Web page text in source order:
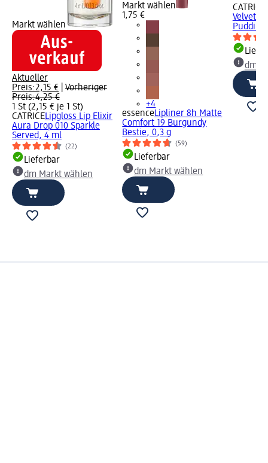
Markt wählen
Aktueller
Preis:2,15 €
Vorheriger
Preis:4,25 €
1 St (2,15 € je 1 St)
CATRICELipgloss Lip Elixir
Aura Drop 010 Sparkle
Served, 4 ml
(22)
Lieferbar
dm Markt wählen
Markt wählen
1,75 €
+4
essenceLipliner 8h Matte
Comfort 19 Burgundy
Bestie, 0,3 g
(59)
Lieferbar
dm Markt wählen
CATRICE
Velvet
dm